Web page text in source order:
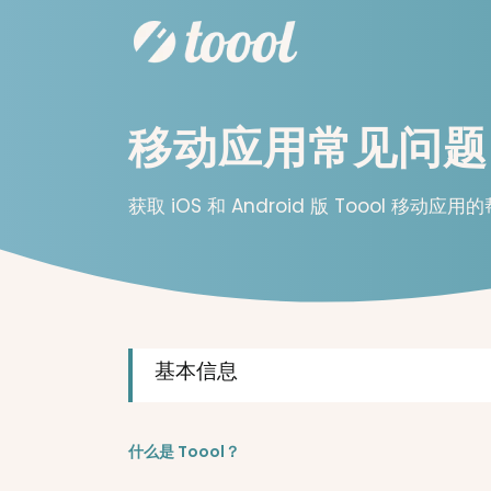
移动应用常见问题
获取 iOS 和 Android 版 Toool 移动应用的
基本信息
什么是 Toool？